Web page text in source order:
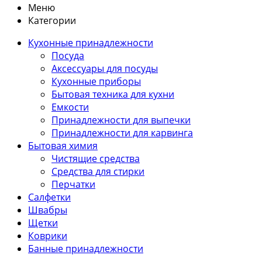
Меню
Категории
Кухонные принадлежности
Посуда
Аксессуары для посуды
Кухонные приборы
Бытовая техника для кухни
Емкости
Принадлежности для выпечки
Принадлежности для карвинга
Бытовая химия
Чистящие средства
Средства для стирки
Перчатки
Салфетки
Швабры
Щетки
Коврики
Банные принадлежности